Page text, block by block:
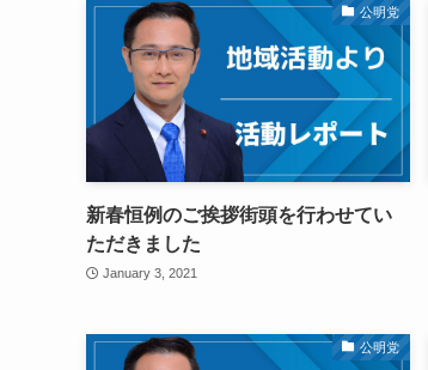
公明党
新春恒例のご挨拶街頭を行わせてい
ただきました
January 3, 2021
公明党